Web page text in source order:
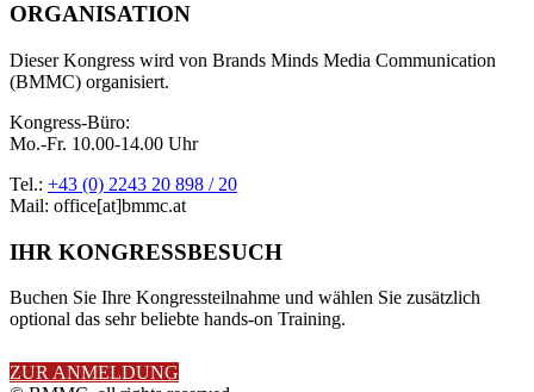
ORGANISATION
Dieser Kongress wird von Brands Minds Media Communication
(BMMC) organisiert.
Kongress-Büro:
Mo.-Fr. 10.00-14.00 Uhr
Tel.: +43 (0) 2243 20 898 / 20
Mail: office[at]bmmc.at
IHR KONGRESSBESUCH
Buchen Sie Ihre Kongressteilnahme und wählen Sie zusätzlich
optional das sehr beliebte hands-on Training.
ZUR ANMELDUNG